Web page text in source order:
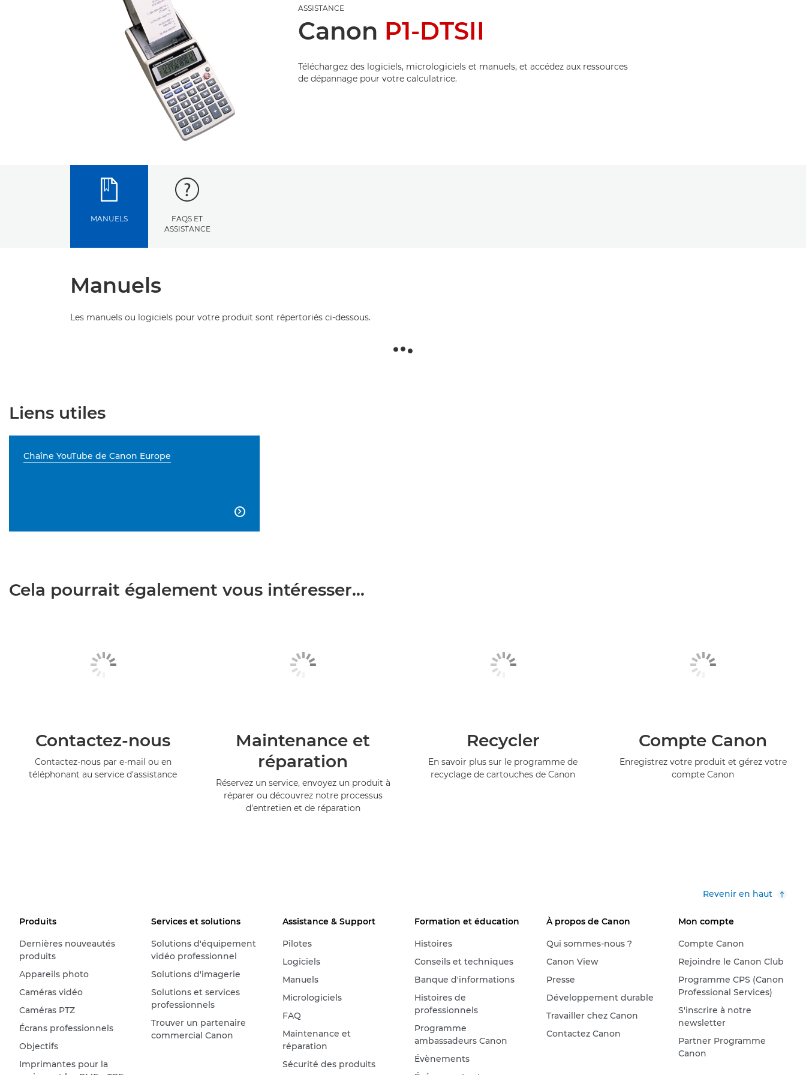
ASSISTANCE
Canon P1-DTSII
Téléchargez des logiciels, micrologiciels et manuels, et accédez aux ressources
de dépannage pour votre calculatrice.
MANUELS
FAQS ET
ASSISTANCE
Manuels
Les manuels ou logiciels pour votre produit sont répertoriés ci-dessous.
Liens utiles
Chaîne YouTube de Canon Europe

Cela pourrait également vous intéresser...
Contactez-nous
Contactez-nous par e-mail ou en
téléphonant au service d'assistance
Maintenance et
réparation
Réservez un service, envoyez un produit à
réparer ou découvrez notre processus
d'entretien et de réparation
Recycler
En savoir plus sur le programme de
recyclage de cartouches de Canon
Compte Canon
Enregistrez votre produit et gérez votre
compte Canon
Revenir en haut
Produits
Dernières nouveautés
produits
Appareils photo
Caméras vidéo
Caméras PTZ
Écrans professionnels
Objectifs
Imprimantes pour la
Services et solutions
Solutions d'équipement
vidéo professionnel
Solutions d'imagerie
Solutions et services
professionnels
Trouver un partenaire
commercial Canon
Assistance & Support
Pilotes
Logiciels
Manuels
Micrologiciels
FAQ
Maintenance et
réparation
Sécurité des produits
Formation et éducation
Histoires
Conseils et techniques
Banque d'informations
Histoires de
professionnels
Programme
ambassadeurs Canon
Évènements
À propos de Canon
Qui sommes-nous ?
Canon View
Presse
Développement durable
Travailler chez Canon
Contactez Canon
Mon compte
Compte Canon
Rejoindre le Canon Club
Programme CPS (Canon
Professional Services)
S'inscrire à notre
newsletter
Partner Programme
Canon